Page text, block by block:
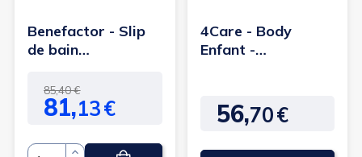
Benefactor - Slip
de bain
garçon (58/60cm)...
Prix
de
base
85,40 €Prix
81,13€
4Care - Body
Enfant -
entrejambe
Prix
56,70€